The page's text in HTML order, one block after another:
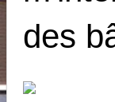
des